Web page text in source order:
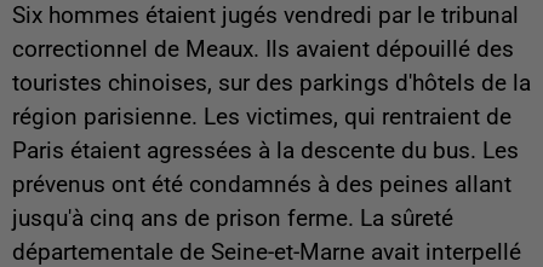
Six hommes étaient jugés vendredi par le tribunal
correctionnel de Meaux. Ils avaient dépouillé des
touristes chinoises, sur des parkings d'hôtels de la
région parisienne. Les victimes, qui rentraient de
Paris étaient agressées à la descente du bus. Les
prévenus ont été condamnés à des peines allant
jusqu'à cinq ans de prison ferme. La sûreté
départementale de Seine-et-Marne avait interpellé